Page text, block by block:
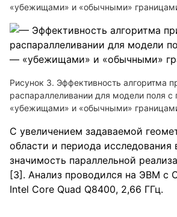
«убежищами» и «обычными»
Рисунок 3. Эффективность алгоритма
распараллеливании для модели поля
«убежищами» и «обычными»
С увеличением задаваемой
области и периода исследования
значимость параллельной
[3]. Анализ проводился на ЭВМ с
Intel Core Quad Q8400, 2,66 ГГц.